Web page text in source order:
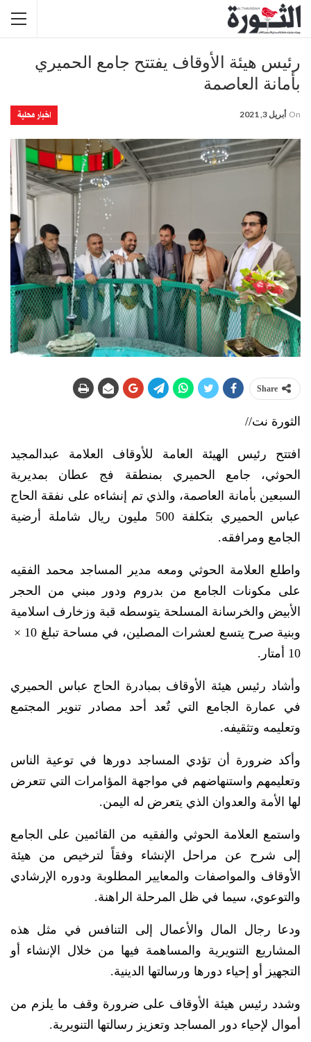
رئيس هيئة الأوقاف يفتتح جامع الحميري
بأمانة العاصمة
اخبار محلية On أبريل 3, 2021
Share
الثورة نت//
افتتح رئيس الهيئة العامة للأوقاف العلامة عبدالمجيد
الحوثي، جامع الحميري بمنطقة فج عطان بمديرية
السبعين بأمانة العاصمة، والذي تم إنشاءه على نفقة الحاج
عباس الحميري بتكلفة 500 مليون ريال شاملة أرضية
الجامع ومرافقه.
واطلع العلامة الحوثي ومعه مدير المساجد محمد الفقيه
على مكونات الجامع من بدروم ودور مبني من الحجر
الأبيض والخرسانة المسلحة يتوسطه قبة وزخارف اسلامية
وبنية صرح يتسع لعشرات المصلين، في مساحة تبلغ 10 ×
10 أمتار.
وأشاد رئيس هيئة الأوقاف بمبادرة الحاج عباس الحميري
في عمارة الجامع التي تٌعد أحد مصادر تنوير المجتمع
وتعليمه وتثقيفه.
وأكد ضرورة أن تؤدي المساجد دورها في توعية الناس
وتعليمهم واستنهاضهم في مواجهة المؤامرات التي تتعرض
لها الأمة والعدوان الذي يتعرض له اليمن.
واستمع العلامة الحوثي والفقيه من القائمين على الجامع
إلى شرح عن مراحل الإنشاء وفقاً لترخيص من هيئة
الأوقاف والمواصفات والمعايير المطلوبة ودوره الإرشادي
والتوعوي، سيما في ظل المرحلة الراهنة.
ودعا رجال المال والأعمال إلى التنافس في مثل هذه
المشاريع التنويرية والمساهمة فيها من خلال الإنشاء أو
التجهيز أو إحياء دورها ورسالتها الدينية.
وشدد رئيس هيئة الأوقاف على ضرورة وقف ما يلزم من
أموال لإحياء دور المساجد وتعزيز رسالتها التنويرية.